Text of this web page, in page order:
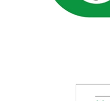
05 엑셀 데이터
05-2 데이터 유
하면 된다! } 목
하면 된다! } 음
하면 된다! } 잘